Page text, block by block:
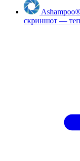
Ashampoo
скриншот —